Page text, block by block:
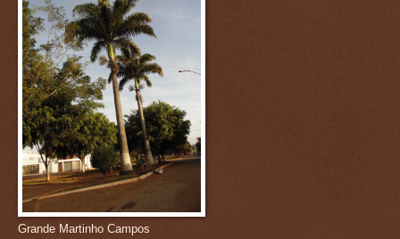
Grande Martinho Campos